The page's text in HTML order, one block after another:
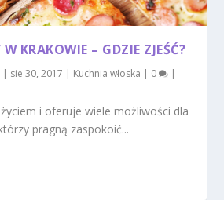
KRAKOWIE – GDZIE ZJEŚĆ?
| sie 30, 2017 | Kuchnia włoska | 0 |
i oferuje wiele możliwości dla
pragną zaspokoić...